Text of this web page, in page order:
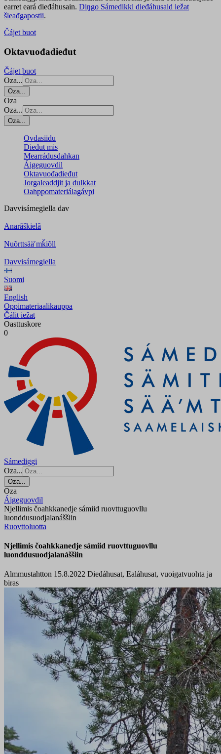
earret eará dieđáhusain. Diŋgo Sámedikki dieđáhusaid iežat
šleađgapostii.
Čájet buot
Oktavuođadieđut
Čájet buot
Oza...
Oza...
Oza
Oza...
Oza...
Ovdasiidu
Dieđut mis
Mearrádusdahkan
Áigeguovdil
Oktavuođadieđut
Jorgaleaddjit ja dulkkat
Oahppomateriálagávpi
Davvisámegiella dav
Anarâškielâ
Nuõrttsääʹmǩiõll
Davvisámegiella
Suomi
English
Oppimateriaalikauppa
Čálit iežat
Oasttuskore
0
Sámediggi
Oza...
Oza...
Oza
Áigeguovdil
Njellimis čoahkkanedje sámiid ruovttuguovllu
luonddusuodjalanáššiin
Ruovttoluotta
Njellimis čoahkkanedje sámiid ruovttuguovllu
luonddusuodjalanáššiin
Almmustahtton 15.8.2022 Dieđáhusat, Ealáhusat, vuoigatvuohta ja
biras